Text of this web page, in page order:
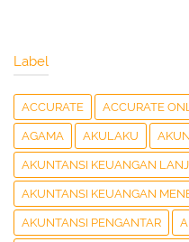
Label
ACCURATE ACCURATE
AGAMA AKULAKU
AKUNTANSI KEUANGAN
AKUNTANSI KEUANGAN
AKUNTANSI PENGANTAR